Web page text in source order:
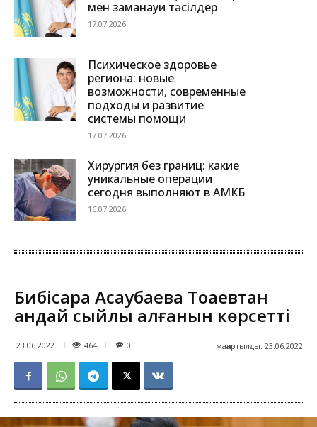
мен заманауи тәсілдер
17.07.2026
Психическое здоровье
региона: новые
возможности, современные
подходы и развитие
системы помощи
17.07.2026
Хирургия без границ: какие
уникальные операции
сегодня выполняют в АМКБ
16.07.2026